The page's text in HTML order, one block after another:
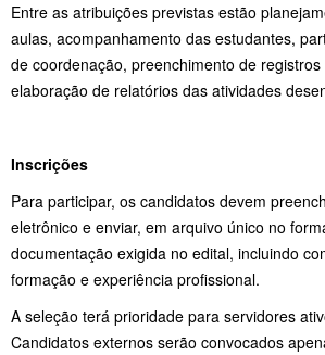
Entre as atribuições previstas estão
aulas, acompanhamento das estudantes,
de coordenação, preenchimento de
elaboração de relatórios das atividades
Inscrições
Para participar, os candidatos devem
eletrônico e enviar, em arquivo único no
documentação exigida no edital, incluindo
formação e experiência profissional.
A seleção terá prioridade para servidores
Candidatos externos serão convocados